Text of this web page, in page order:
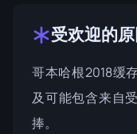
受欢迎的
哥本哈根2018缓
及可能包含来自
捧。